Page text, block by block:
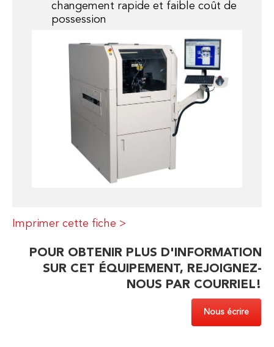
changement rapide et faible coût de
possession
Imprimer cette fiche >
POUR OBTENIR PLUS D'INFORMATION
SUR CET ÉQUIPEMENT, REJOIGNEZ-
NOUS PAR COURRIEL!
Nous écrire